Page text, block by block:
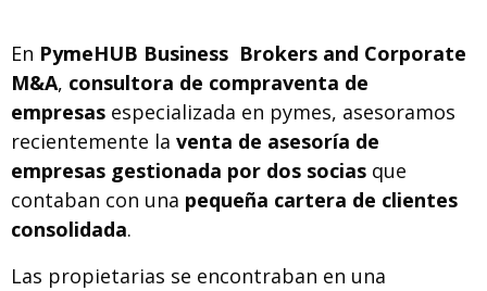
En PymeHUB Business Brokers and Corporate
M&A, consultora de compraventa de
empresas especializada en pymes, asesoramos
recientemente la venta de asesoría de
empresas gestionada por dos socias que
contaban con una pequeña cartera de clientes
consolidada.
Las propietarias se encontraban en una